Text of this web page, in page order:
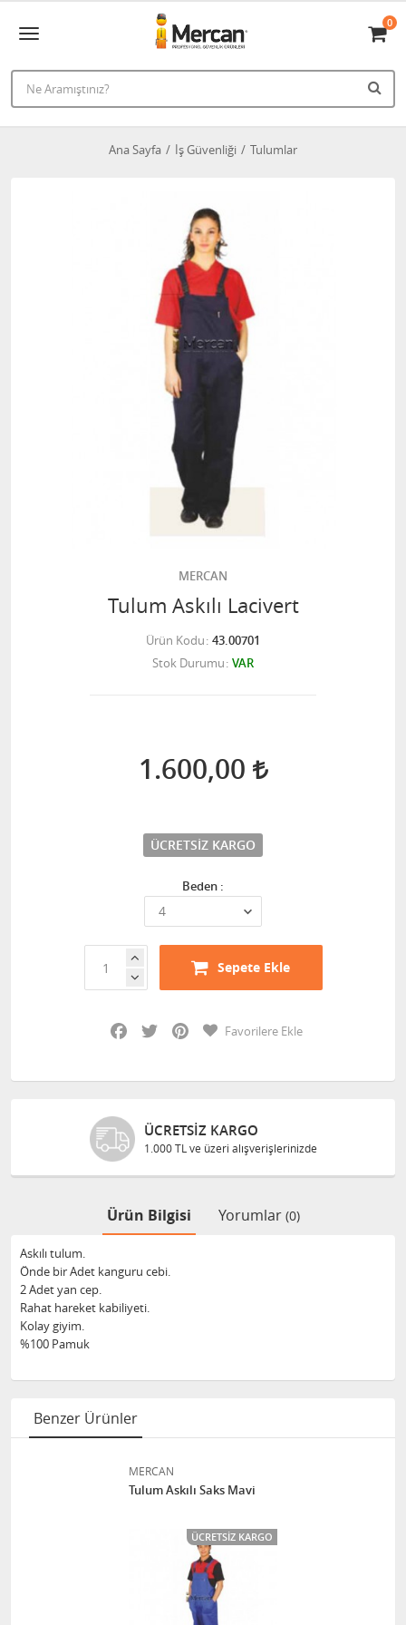
0
Ana Sayfa İş Güvenliği Tulumlar
MERCAN
Tulum Askılı Lacivert
Ürün Kodu 43.00701
Stok Durumu VAR
1.600,00
ÜCRETSIZ KARGO
Beden :
Sepete Ekle
Facebook
Twitter PinterestFavorilere Ekle
ÜCRETSIZ KARGO
1.000 TL ve üzeri alışverişlerinizde
Ürün Bilgisi Yorumlar (0)
Askılı tulum.
Önde bir Adet kanguru cebi.
2 Adet yan cep.
Rahat hareket kabiliyeti.
Kolay giyim.
%100 Pamuk
Benzer Ürünler
MERCAN
Tulum Askılı Saks Mavi
ÜCRETSIZ KARGO